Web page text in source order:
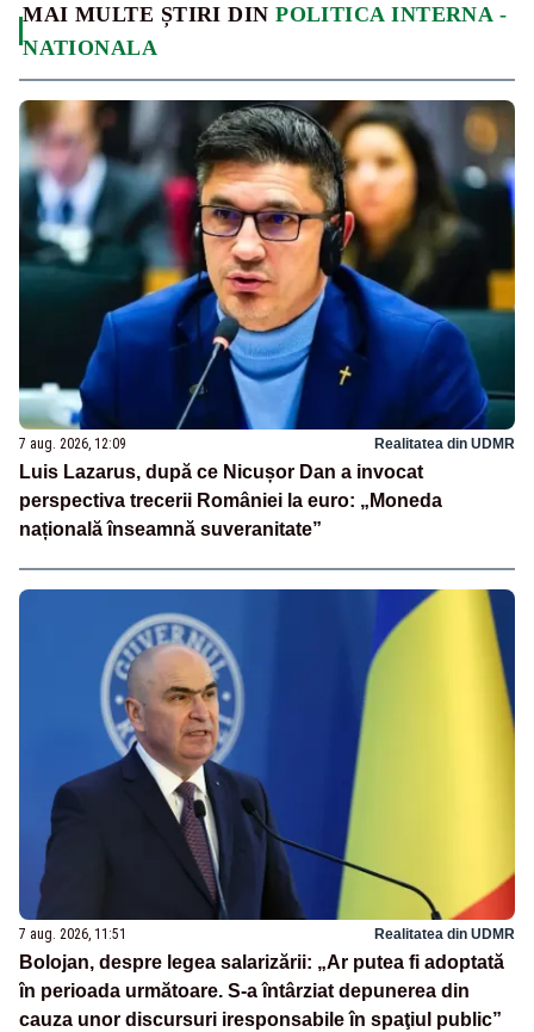
MAI MULTE ȘTIRI DINPOLITICA INTERNA -
NATIONALA
7 aug. 2026, 12:09 Realitatea din UDMR
Luis Lazarus, după ce Nicușor Dan a invocat
perspectiva trecerii României la euro: „Moneda
națională înseamnă suveranitate”
7 aug. 2026, 11:51 Realitatea din UDMR
Bolojan, despre legea salarizării: „Ar putea fi adoptată
în perioada următoare. S-a întârziat depunerea din
cauza unor discursuri iresponsabile în spaţiul public”